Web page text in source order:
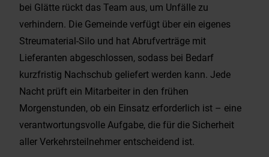
bei Glätte rückt das Team aus, um Unfälle zu
verhindern. Die Gemeinde verfügt über ein eigenes
Streumaterial-Silo und hat Abrufverträge mit
Lieferanten abgeschlossen, sodass bei Bedarf
kurzfristig Nachschub geliefert werden kann. Jede
Nacht prüft ein Mitarbeiter in den frühen
Morgenstunden, ob ein Einsatz erforderlich ist – eine
verantwortungsvolle Aufgabe, die für die Sicherheit
aller Verkehrsteilnehmer entscheidend ist.